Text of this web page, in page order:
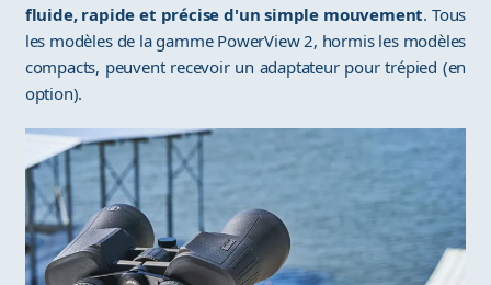
fluide, rapide et précise d'un simple mouvement. Tous
les modèles de la gamme PowerView 2, hormis les modèles
compacts, peuvent recevoir un adaptateur pour trépied (en
option).